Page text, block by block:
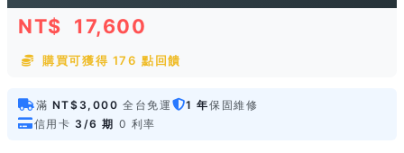
NT$ 17,600
購買可獲得 176 點回饋
滿 NT$3,000 全台免運 1 年保固維修
信用卡 3/6 期 0 利率